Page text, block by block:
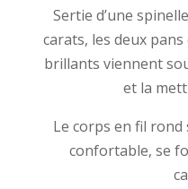
Sertie d’une
carats, les deux
brillants viennent
et la
Le corps en fil
confortable, se